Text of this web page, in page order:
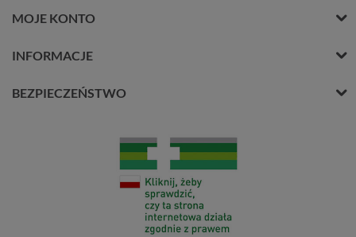
MOJE KONTO
INFORMACJE
BEZPIECZEŃSTWO